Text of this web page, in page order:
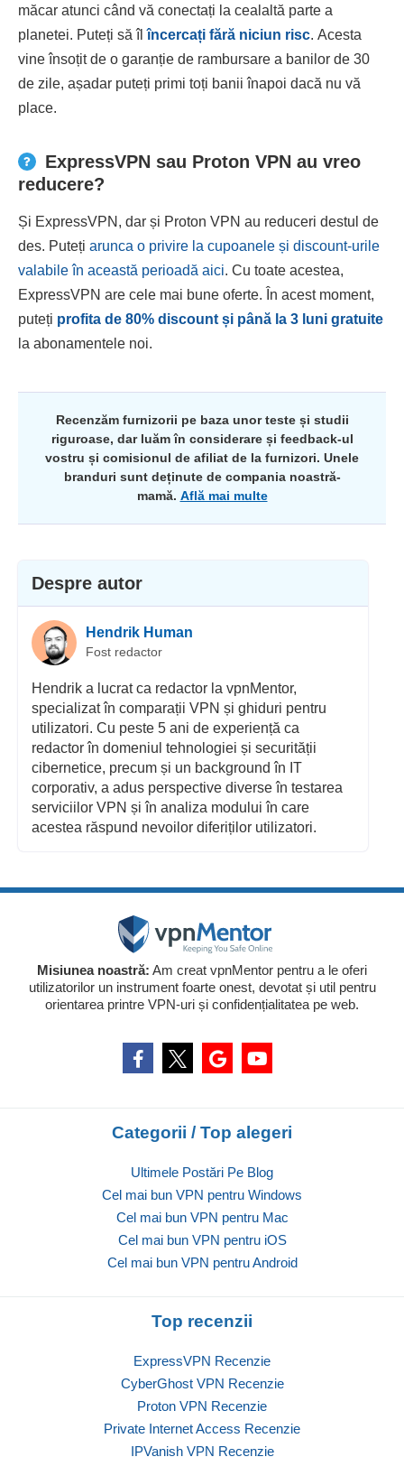
măcar atunci când vă conectați la cealaltă parte a
planetei. Puteți să îlîncercați fără niciun risc. Acesta
vine însoțit de o garanție de rambursare a banilor de 30
de zile, așadar puteți primi toți banii înapoi dacă nu vă
place.
ExpressVPN sau Proton VPN au vreo
reducere?
Și ExpressVPN, dar și Proton VPN au reduceri destul de
des. Puteți arunca o privire la cupoanele și discount-urile
valabile în această perioadă aici. Cu toate acestea,
ExpressVPN are cele mai bune oferte. În acest moment,
puteți profita de 80% discount și până la 3 luni gratuite
la abonamentele noi.
Recenzăm furnizorii pe baza unor teste și studii
riguroase, dar luăm în considerare și feedback-ul
vostru și comisionul de afiliat de la furnizori. Unele
branduri sunt deținute de compania noastră-
mamă. Află mai multe
Despre autor
Hendrik Human
Fost redactor
Hendrik a lucrat ca redactor la vpnMentor,
specializat în comparații VPN și ghiduri pentru
utilizatori. Cu peste 5 ani de experiență ca
redactor în domeniul tehnologiei și securității
cibernetice, precum și un background în IT
corporativ, a adus perspective diverse în testarea
serviciilor VPN și în analiza modului în care
acestea răspund nevoilor diferiților utilizatori.
Misiunea noastră: Am creat vpnMentor pentru a le oferi
utilizatorilor un instrument foarte onest, devotat și util pentru
orientarea printre VPN-uri și confidențialitatea pe web.
Categorii / Top alegeri
Ultimele Postări Pe Blog
Cel mai bun VPN pentru Windows
Cel mai bun VPN pentru Mac
Cel mai bun VPN pentru iOS
Cel mai bun VPN pentru Android
Top recenzii
ExpressVPN Recenzie
CyberGhost VPN Recenzie
Proton VPN Recenzie
Private Internet Access Recenzie
IPVanish VPN Recenzie